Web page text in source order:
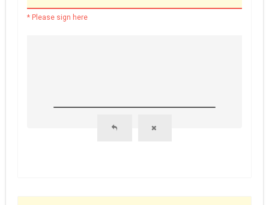
* Please sign here